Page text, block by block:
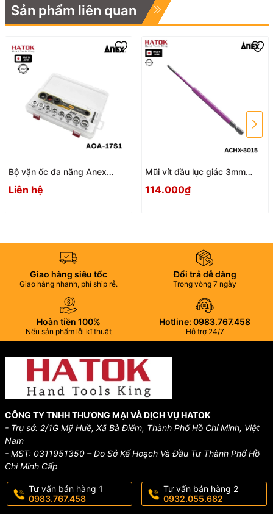
Sản phẩm liên quan
Bộ vặn ốc đa năng Anex
AOA-17S1 Nhật Bản
Liên hệ
Mũi vít đầu lục giác 3mm
114.000₫
Giao hàng siêu tốc
Giao hàng nhanh, phí ship rẻ.
Đổi trả dễ dàng
Trong vòng 7 ngày
Hoàn tiền 100%
Nếu sản phẩm lỗi kĩ thuật
Hotline: 0983.767.458
Hỗ trợ 24/7
CÔNG TY TNHH THƯƠNG MẠI VÀ DỊCH VỤ HATOK
- Trụ sở: 2/1G Mỹ Huề, Xã Bà Điểm, Thành Phố Hồ Chí Minh, Việt
Nam
- MST: 0311951350 – Do Sở Kế Hoạch Và Đầu Tư Thành Phố Hồ
Chí Minh Cấp
Tư vấn bán hàng 1
0983.767.458
Tư vấn bán hàng 2
0932.055.682